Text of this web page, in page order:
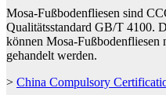
Mosa-Fußbodenfliesen sind
Qualitätsstandard GB/T 4100.
können Mosa-Fußbodenfliesen
gehandelt werden.
> China Compulsory